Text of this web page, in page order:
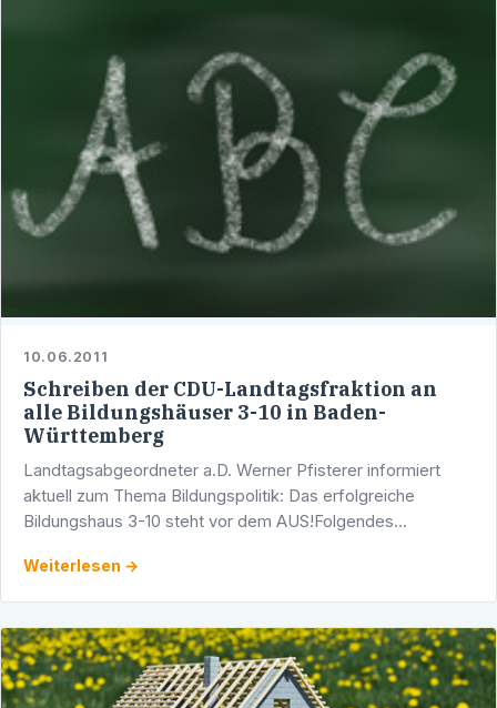
10.06.2011
Schreiben der CDU-Landtagsfraktion an
alle Bildungshäuser 3-10 in Baden-
Württemberg
Landtagsabgeordneter a.D. Werner Pfisterer informiert
aktuell zum Thema Bildungspolitik: Das erfolgreiche
Bildungshaus 3-10 steht vor dem AUS!Folgendes
Weiterlesen →